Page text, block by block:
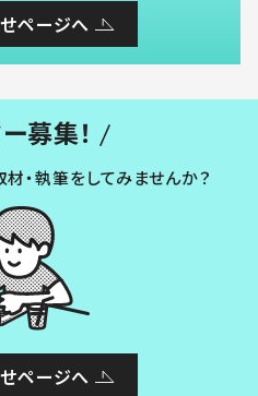
ページへ
募集！
・執筆をしてみませんか？
ページへ